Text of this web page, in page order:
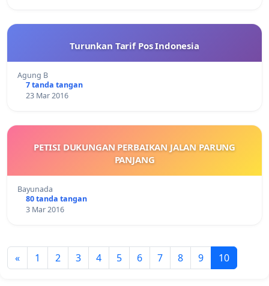
Turunkan Tarif Pos Indonesia
Agung B
7 tanda tangan
23 Mar 2016
PETISI DUKUNGAN PERBAIKAN JALAN PARUNG
PANJANG
Bayunada
80 tanda tangan
3 Mar 2016
« 1 2 3 4 5 6 7 8 9 10